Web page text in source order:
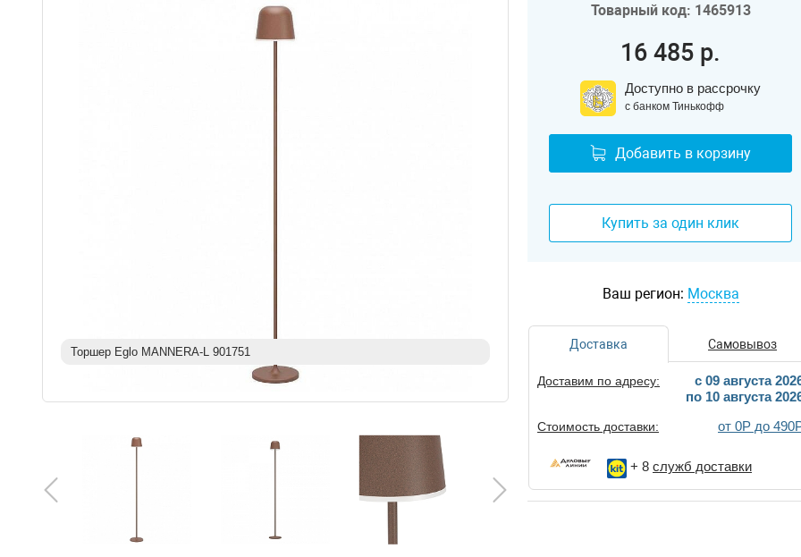
Торшер Eglo MANNERA-L 901751
Товарный код: 1465913
16 485 р.
Доступно в рассрочку
с банком Тинькофф
Добавить в корзину
Купить за один клик
Ваш регион: Москва
Доставка Самовывоз
Доставим по адресу:
c 09 августа
по 10 августа
Стоимость доставки: от 0Р до
+ 8 служб доставки